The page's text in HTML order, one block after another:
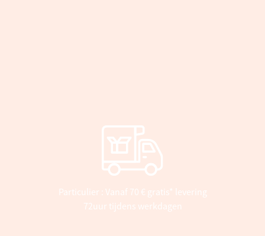
Particulier : Vanaf 70 € gratis* levering
72uur tijdens werkdagen